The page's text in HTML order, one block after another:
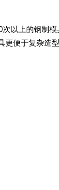
以上的钢制
更便于复杂造